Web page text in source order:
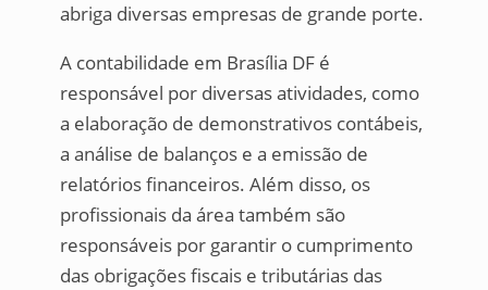
abriga diversas empresas de grande porte.
A contabilidade em Brasília DF é
responsável por diversas atividades, como
a elaboração de demonstrativos contábeis,
a análise de balanços e a emissão de
relatórios financeiros. Além disso, os
profissionais da área também são
responsáveis por garantir o cumprimento
das obrigações fiscais e tributárias das